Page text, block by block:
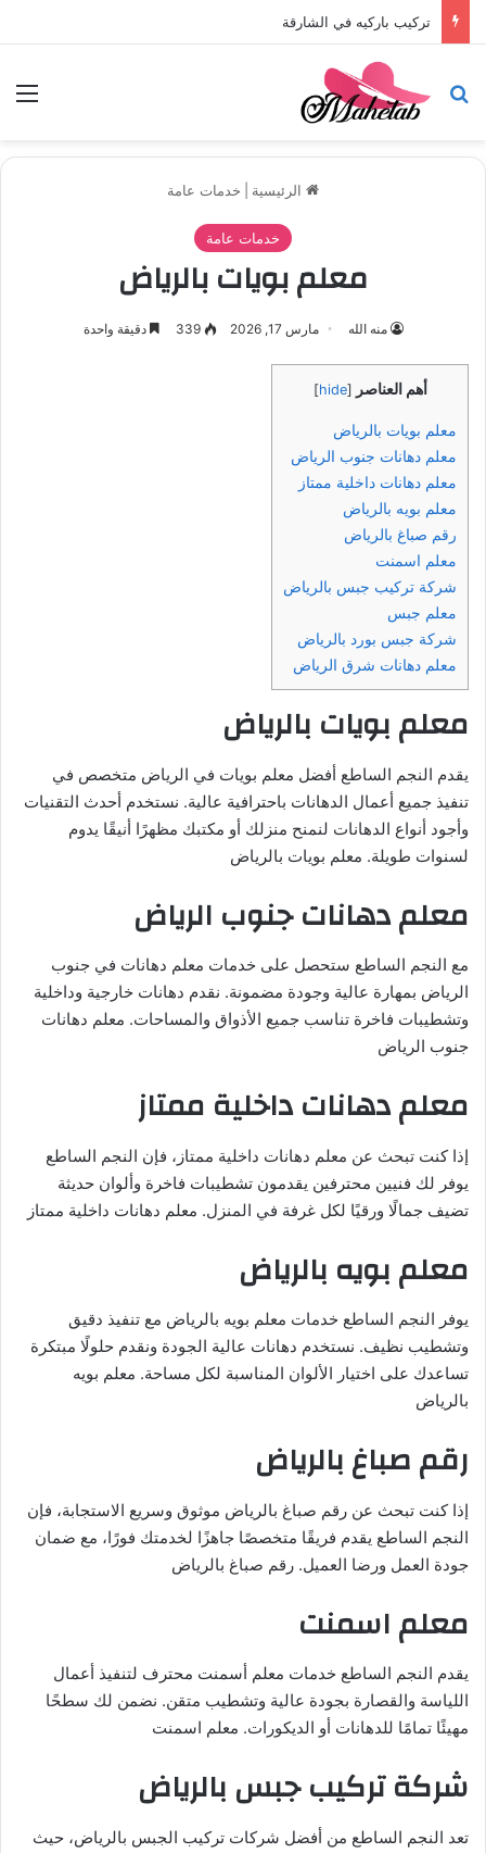
تركيب باركيه في الشارقة
بحث عن
الرئيسية خدمات عامة
خدمات عامة
معلم بويات بالرياض
منه الله مارس 17, 2026 339 دقيقة واحدة
أهم العناصر [
hide
]
معلم بويات بالرياض
معلم دهانات جنوب الرياض
معلم دهانات داخلية ممتاز
معلم بويه بالرياض
رقم صباغ بالرياض
معلم اسمنت
شركة تركيب جبس بالرياض
معلم جبس
شركة جبس بورد بالرياض
معلم دهانات شرق الرياض
معلم بويات بالرياض
يقدم النجم الساطع أفضل معلم بويات في الرياض متخصص في
تنفيذ جميع أعمال الدهانات باحترافية عالية. نستخدم أحدث التقنيات
وأجود أنواع الدهانات لنمنح منزلك أو مكتبك مظهرًا أنيقًا يدوم
لسنوات طويلة. معلم بويات بالرياض
معلم دهانات جنوب الرياض
مع النجم الساطع ستحصل على خدمات معلم دهانات في جنوب
الرياض بمهارة عالية وجودة مضمونة. نقدم دهانات خارجية وداخلية
وتشطيبات فاخرة تناسب جميع الأذواق والمساحات. معلم دهانات
جنوب الرياض
معلم دهانات داخلية ممتاز
إذا كنت تبحث عن معلم دهانات داخلية ممتاز، فإن النجم الساطع
يوفر لك فنيين محترفين يقدمون تشطيبات فاخرة وألوان حديثة
تضيف جمالًا ورقيًا لكل غرفة في المنزل. معلم دهانات داخلية ممتاز
معلم بويه بالرياض
يوفر النجم الساطع خدمات معلم بويه بالرياض مع تنفيذ دقيق
وتشطيب نظيف. نستخدم دهانات عالية الجودة ونقدم حلولًا مبتكرة
تساعدك على اختيار الألوان المناسبة لكل مساحة. معلم بويه
بالرياض
رقم صباغ بالرياض
إذا كنت تبحث عن رقم صباغ بالرياض موثوق وسريع الاستجابة، فإن
النجم الساطع يقدم فريقًا متخصصًا جاهزًا لخدمتك فورًا، مع ضمان
جودة العمل ورضا العميل. رقم صباغ بالرياض
معلم اسمنت
يقدم النجم الساطع خدمات معلم أسمنت محترف لتنفيذ أعمال
اللياسة والقصارة بجودة عالية وتشطيب متقن. نضمن لك سطحًا
مهيئًا تمامًا للدهانات أو الديكورات. معلم اسمنت
شركة تركيب جبس بالرياض
تعد النجم الساطع من أفضل شركات تركيب الجبس بالرياض، حيث